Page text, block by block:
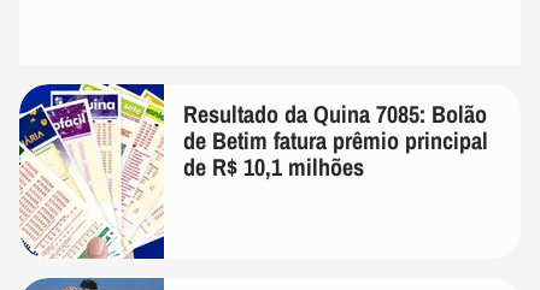
Resultado da Quina 7085: Bolão
de Betim fatura prêmio principal
de R$ 10,1 milhões